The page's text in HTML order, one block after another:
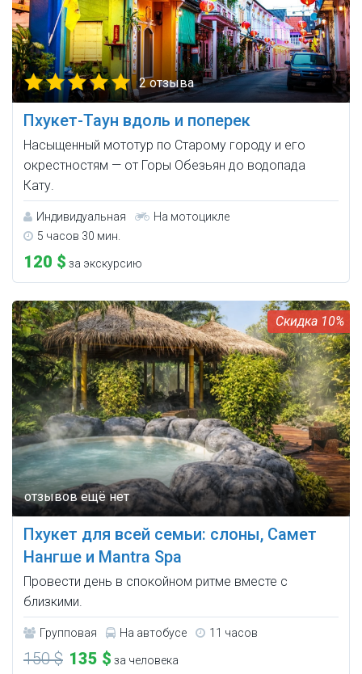
2 отзыва
Пхукет-Таун вдоль и поперек
Насыщенный мототур по Старому городу и его
окрестностям — от Горы Обезьян до водопада
Кату.
Индивидуальная
На мотоцикле
5 часов 30 мин.
120 $ за экскурсию
10%
Пхукет для всей семьи: слоны, Самет
Нангше и Mantra Spa
Провести день в спокойном ритме вместе с
близкими.
Групповая На автобусе 11 часов
150 $ 135 $ за человека